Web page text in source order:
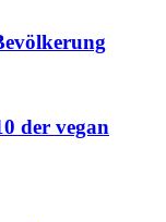
der vegan